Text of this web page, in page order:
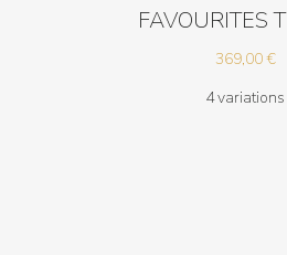
FAVOURITES
369,00€
4 variations